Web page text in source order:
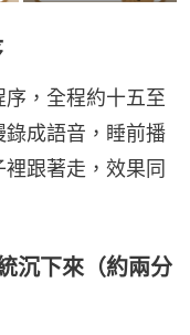
，全程約十五至
成語音，睡前播
跟著走，效果同
沉下來（約兩分